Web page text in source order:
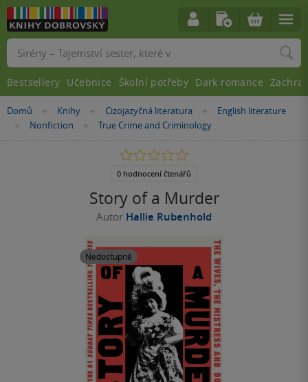
Nacházíte
Domů »Knihy »Cizojazyčná literatura »English literature
»
Nonfiction »
True Crime and Criminology
Story of a Murder
Autor Hallie Rubenhold
Nedostupné
0.0
5
0 hodnocení čtenářů
Vyhledávání
Bestsellery Učebnice Školní potřeby Dark romance